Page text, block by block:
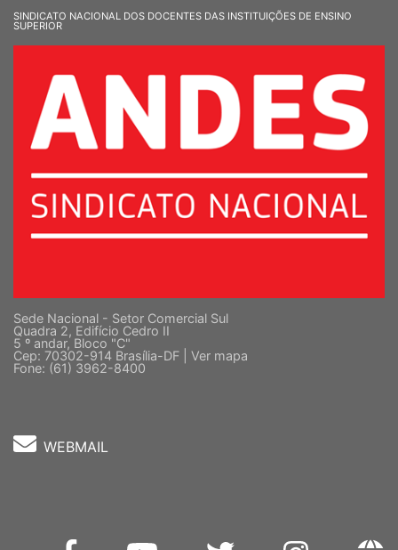
SINDICATO NACIONAL DOS DOCENTES DAS INSTITUIÇÕES DE ENSINO
SUPERIOR
Sede Nacional - Setor Comercial Sul
Quadra 2, Edifício Cedro II
5 º andar, Bloco "C"
Cep: 70302-914 Brasília-DF | Ver mapa
Fone: (61) 3962-8400
WEBMAIL